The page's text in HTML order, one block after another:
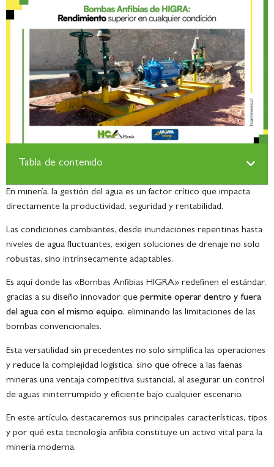
Tabla de contenido
En minería, la gestión del agua es un factor crítico que impacta
directamente la productividad, seguridad y rentabilidad.
Las condiciones cambiantes, desde inundaciones repentinas hasta
niveles de agua fluctuantes, exigen soluciones de drenaje no solo
robustas, sino intrínsecamente adaptables.
Es aquí donde las «Bombas Anfibias HIGRA» redefinen el estándar,
gracias a su diseño innovador que permite operar dentro y fuera
del agua con el mismo equipo, eliminando las limitaciones de las
bombas convencionales.
Esta versatilidad sin precedentes no solo simplifica las operaciones
y reduce la complejidad logística, sino que ofrece a las faenas
mineras una ventaja competitiva sustancial, al asegurar un control
de aguas ininterrumpido y eficiente bajo cualquier escenario.
En este artículo, destacaremos sus principales características, tipos
y por qué esta tecnología anfibia constituye un activo vital para la
minería moderna.